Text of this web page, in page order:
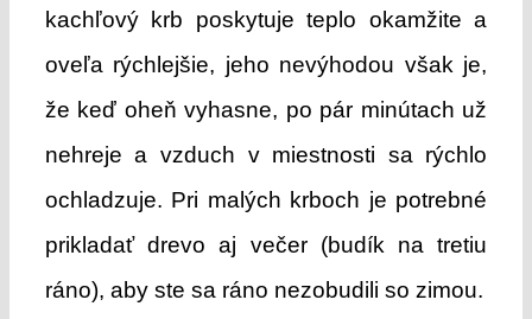
kachľový krb poskytuje teplo okamžite a
oveľa rýchlejšie, jeho nevýhodou však je,
že keď oheň vyhasne, po pár minútach už
nehreje a vzduch v miestnosti sa rýchlo
ochladzuje. Pri malých krboch je potrebné
prikladať drevo aj večer (budík na tretiu
ráno), aby ste sa ráno nezobudili so zimou.